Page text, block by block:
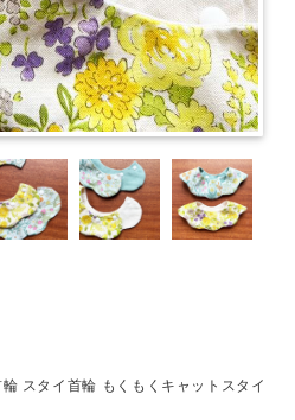
スタイ首輪 もくもくキャットスタイ